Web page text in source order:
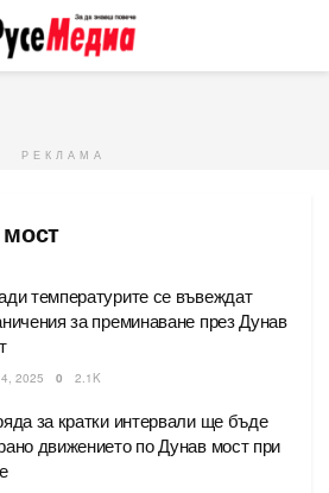
РЕКЛАМА
температурите се въвеждат
за преминаване през Дунав
2025 0 2.1K
за кратки интервали ще бъде
движението по Дунав мост при